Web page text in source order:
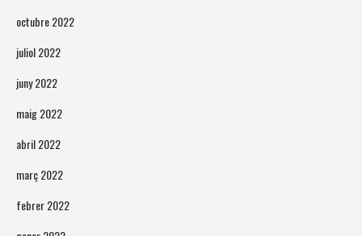
octubre 2022
juliol 2022
juny 2022
maig 2022
abril 2022
març 2022
febrer 2022